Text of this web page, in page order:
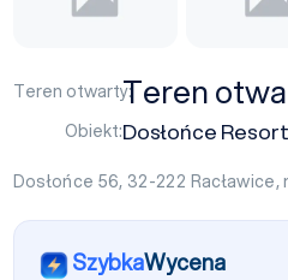
Teren otwarty:Teren
Obiekt:Dosłońce
Dosłońce 56, 32-222 Racławice,
SzybkaWycena